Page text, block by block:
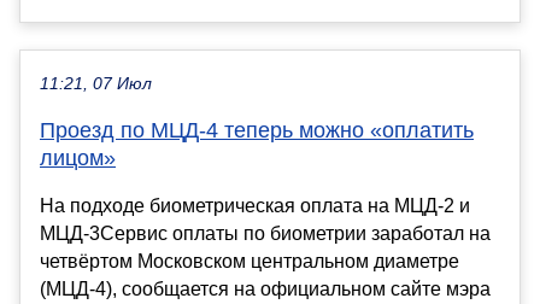
11:21, 07 Июл
Проезд по МЦД-4 теперь можно «оплатить
лицом»
На подходе биометрическая оплата на МЦД-2 и
МЦД-3Сервис оплаты по биометрии заработал на
четвёртом Московском центральном диаметре
(МЦД-4), сообщается на официальном сайте мэра